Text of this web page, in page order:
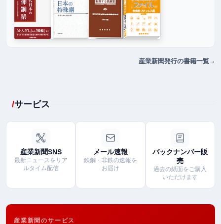
産業新聞発行の書籍一覧
サービス
産業新聞SNS
最新ニュースをリア
ルタイム配信
メール速報
鉄鋼・非鉄の速報を
お届け
バックナンバー販
売
過去の紙面をご購入
いただけます
産業新聞のサービス